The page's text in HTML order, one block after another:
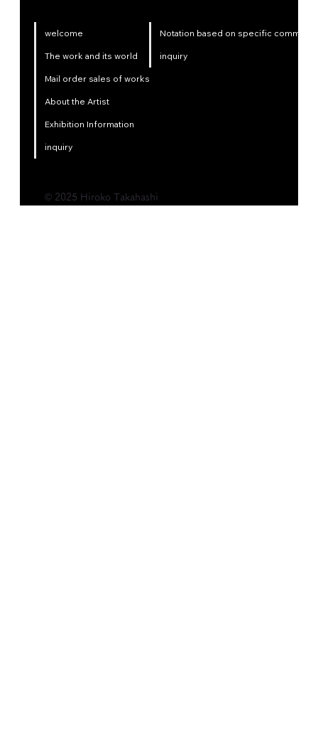
© 2025 Hiroko Takahashi
welcome
The work and its world
Mail order sales of works
About the Artist
Exhibition Information
inquiry
Notation based on specific
inquiry